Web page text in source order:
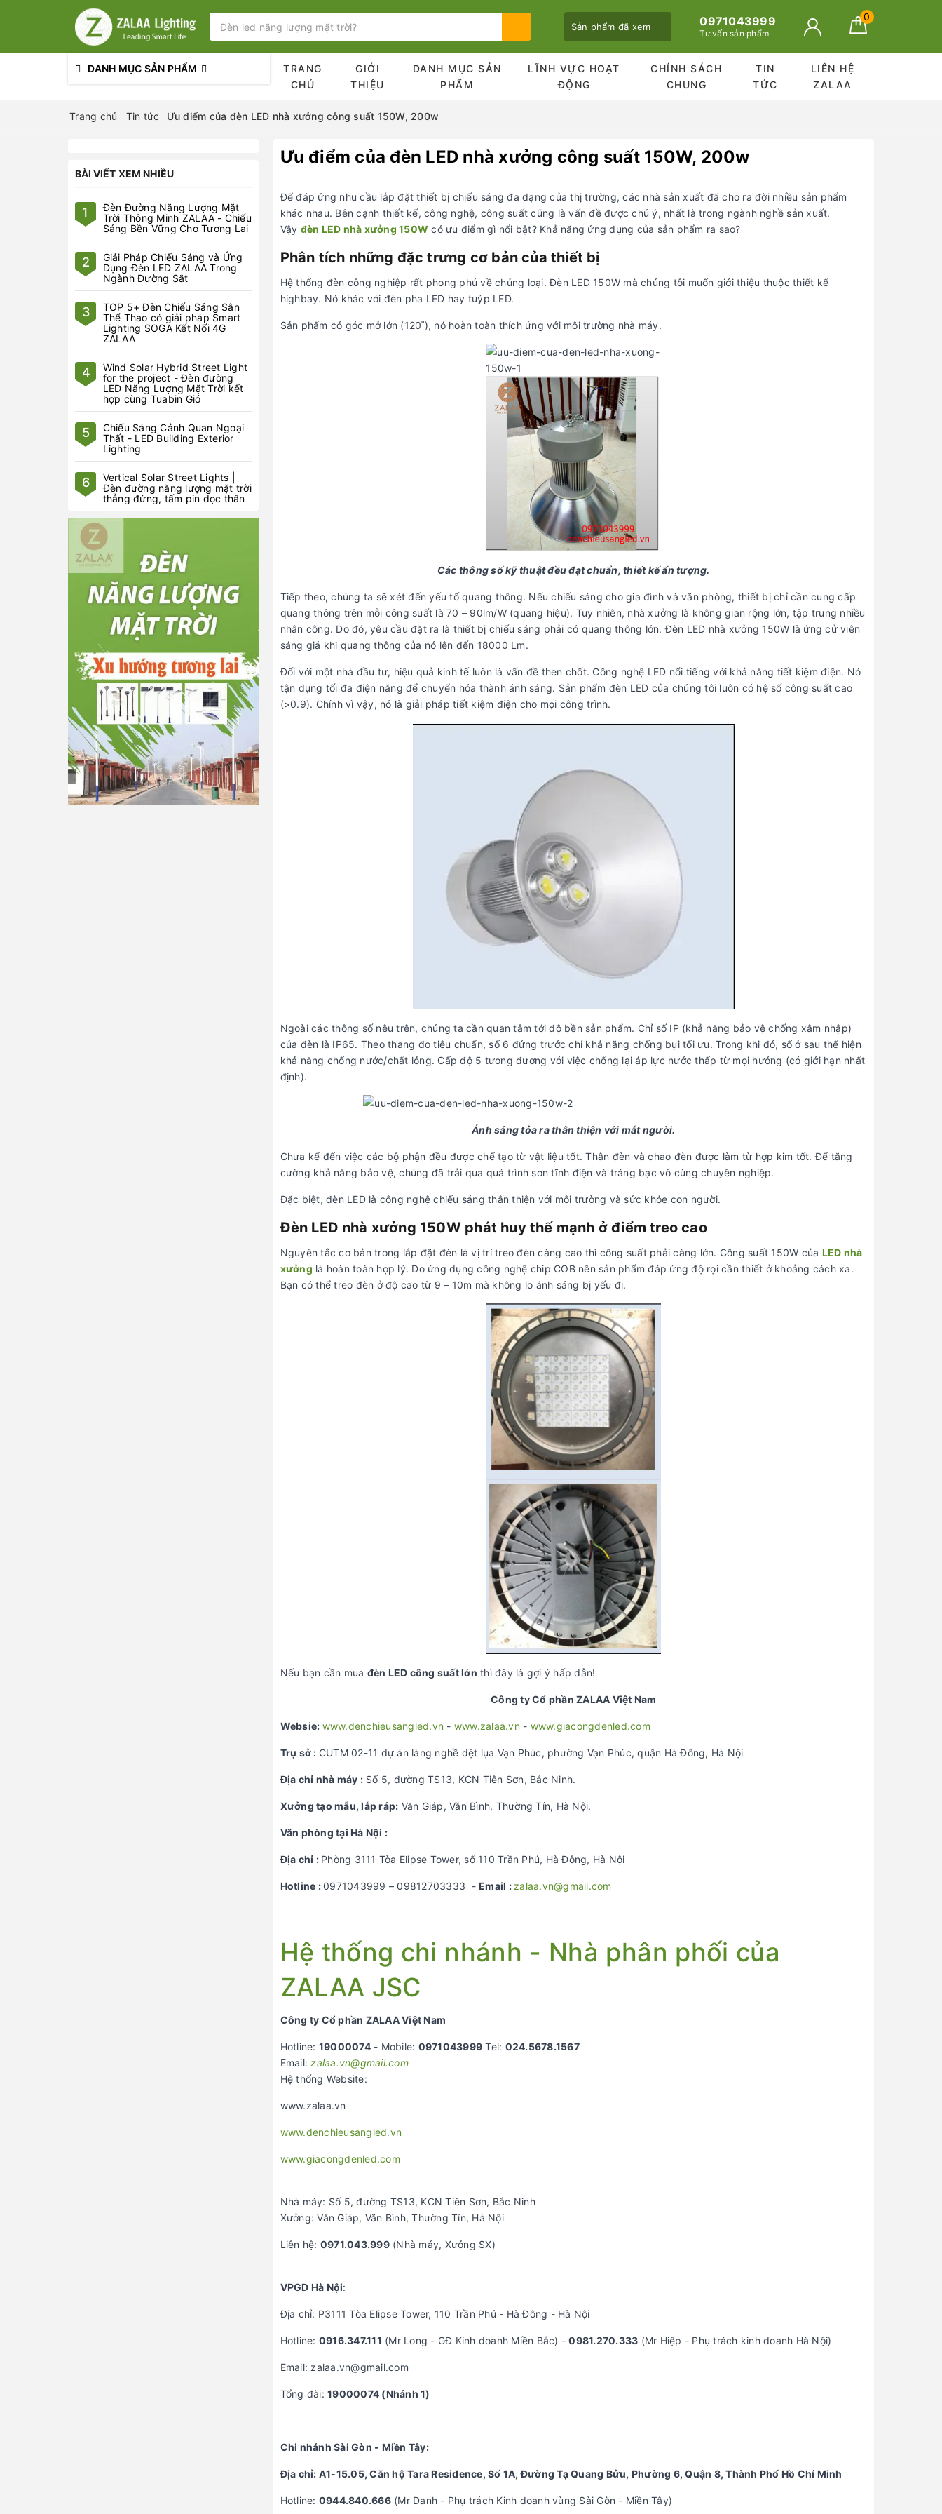
Sản phẩm đã xem
Bạn chưa xem sản phẩm nào
0971043999
Tư vấn sản phẩm
0
DANH MỤC SẢN PHẨM
TRANG
CHỦ
GIỚI
THIỆU
DANH MỤC SẢN
PHẨM
LĨNH VỰC HOẠT
ĐỘNG
CHÍNH SÁCH
CHUNG
TIN
TỨC
LIÊN HỆ
ZALAA
Trang chủ Tin tức Ưu điểm của đèn LED nhà xưởng công suất 150W, 200w
Ưu điểm của đèn LED nhà xưởng công suất 150W, 200w
Để đáp ứng nhu cầu lắp đặt thiết bị chiếu sáng đa dạng của thị trường, các nhà sản xuất đã cho ra đời nhiều sản phẩm
khác nhau. Bên cạnh thiết kế, công nghệ, công suất cũng là vấn đề được chú ý, nhất là trong ngành nghề sản xuất.
Vậy đèn LED nhà xưởng 150W có ưu điểm gì nổi bật? Khả năng ứng dụng của sản phẩm ra sao?
Phân tích những đặc trưng cơ bản của thiết bị
Hệ thống đèn công nghiệp rất phong phú về chủng loại. Đèn LED 150W mà chúng tôi muốn giới thiệu thuộc thiết kế
highbay. Nó khác với đèn pha LED hay tuýp LED.
Sản phẩm có góc mở lớn (120˚), nó hoàn toàn thích ứng với môi trường nhà máy.
Các thông số kỹ thuật đều đạt chuẩn, thiết kế ấn tượng.
Tiếp theo, chúng ta sẽ xét đến yếu tố quang thông. Nếu chiếu sáng cho gia đình và văn phòng, thiết bị chỉ cần cung cấp
quang thông trên mỗi công suất là 70 – 90lm/W (quang hiệu). Tuy nhiên, nhà xưởng là không gian rộng lớn, tập trung nhiều
nhân công. Do đó, yêu cầu đặt ra là thiết bị chiếu sáng phải có quang thông lớn. Đèn LED nhà xưởng 150W là ứng cử viên
sáng giá khi quang thông của nó lên đến 18000 Lm.
Đối với một nhà đầu tư, hiệu quả kinh tế luôn là vấn đề then chốt. Công nghệ LED nổi tiếng với khả năng tiết kiệm điện. Nó
tận dụng tối đa điện năng để chuyển hóa thành ánh sáng. Sản phẩm đèn LED của chúng tôi luôn có hệ số công suất cao
(>0.9). Chính vì vậy, nó là giải pháp tiết kiệm điện cho mọi công trình.
Ngoài các thông số nêu trên, chúng ta cần quan tâm tới độ bền sản phẩm. Chỉ số IP (khả năng bảo vệ chống xâm nhập)
của đèn là IP65. Theo thang đo tiêu chuẩn, số 6 đứng trước chỉ khả năng chống bụi tối ưu. Trong khi đó, số ở sau thể hiện
khả năng chống nước/chất lỏng. Cấp độ 5 tương đương với việc chống lại áp lực nước thấp từ mọi hướng (có giới hạn nhất
định).
Ánh sáng tỏa ra thân thiện với mắt người.
Chưa kể đến việc các bộ phận đều được chế tạo từ vật liệu tốt. Thân đèn và chao đèn được làm từ hợp kim tốt. Để tăng
cường khả năng bảo vệ, chúng đã trải qua quá trình sơn tĩnh điện và tráng bạc vô cùng chuyên nghiệp.
Đặc biệt, đèn LED là công nghệ chiếu sáng thân thiện với môi trường và sức khỏe con người.
Đèn LED nhà xưởng 150W phát huy thế mạnh ở điểm treo cao
Nguyên tắc cơ bản trong lắp đặt đèn là vị trí treo đèn càng cao thì công suất phải càng lớn. Công suất 150W của LED nhà
xưởng là hoàn toàn hợp lý. Do ứng dụng công nghệ chip COB nên sản phẩm đáp ứng độ rọi cần thiết ở khoảng cách xa.
Bạn có thể treo đèn ở độ cao từ 9 – 10m mà không lo ánh sáng bị yếu đi.
Nếu bạn cần mua đèn LED công suất lớn thì đây là gợi ý hấp dẫn!
Công ty Cổ phần ZALAA Việt Nam
Websie: www.denchieusangled.vn - www.zalaa.vn - www.giacongdenled.com
Trụ sở : CUTM 02-11 dự án làng nghề dệt lụa Vạn Phúc, phường Vạn Phúc, quận Hà Đông, Hà Nội
Địa chỉ nhà máy :Số 5, đường TS13, KCN Tiên Sơn, Bắc Ninh.
Xưởng tạo mẫu, lắp ráp: Văn Giáp, Văn Bình, Thường Tín, Hà Nội.
Văn phòng tại Hà Nội :
Địa chỉ : Phòng 3111 Tòa Elipse Tower, số 110 Trần Phú, Hà Đông, Hà Nội
Hotline :0971043999 – 09812703333 - Email : zalaa.vn@gmail.com
Hệ thống chi nhánh - Nhà phân phối của
ZALAA JSC
Công ty Cổ phần ZALAA Việt Nam
Hotline: 19000074- Mobile: 0971043999 Tel: 024.5678.1567
Email:zalaa.vn@gmail.com
Hệ thống Website:
www.zalaa.vn
www.denchieusangled.vn
www.giacongdenled.com
Nhà máy: Số 5, đường TS13, KCN Tiên Sơn, Bắc Ninh
Xưởng: Văn Giáp, Văn Bình, Thường Tín, Hà Nội
Liên hệ: 0971.043.999(Nhà máy, Xưởng SX)
VPGD Hà Nội:
Địa chỉ: P3111 Tòa Elipse Tower, 110 Trần Phú - Hà Đông - Hà Nội
Hotline: 0916.347.111 (Mr Long - GĐ Kinh doanh Miền Bắc) -0981.270.333 (Mr Hiệp - Phụ trách kinh doanh Hà Nội)
Email: zalaa.vn@gmail.com
Tổng đài: 19000074 (Nhánh 1)
Chi nhánh Sài Gòn - Miền Tây:
Địa chỉ: A1-15.05, Căn hộ Tara Residence, Số 1A, Đường Tạ Quang Bửu, Phường 6, Quận 8, Thành Phố Hồ Chí Minh
Hotline: 0944.840.666(Mr Danh - Phụ trách Kinh doanh vùng Sài Gòn - Miền Tây)
BÀI VIẾT XEM NHIỀU
1
Đèn Đường Năng Lượng Mặt
Trời Thông Minh ZALAA - Chiếu
Sáng Bền Vững Cho Tương Lai
2
Giải Pháp Chiếu Sáng và Ứng
Dụng Đèn LED ZALAA Trong
Ngành Đường Sắt
3
TOP 5+ Đèn Chiếu Sáng Sân
Thể Thao có giải pháp Smart
Lighting SOGA Kết Nối 4G
ZALAA
4
Wind Solar Hybrid Street Light
for the project - Đèn đường
LED Năng Lượng Mặt Trời kết
hợp cùng Tuabin Gió
5
Chiếu Sáng Cảnh Quan Ngoại
Thất - LED Building Exterior
Lighting
6
Vertical Solar Street Lights |
Đèn đường năng lượng mặt trời
thẳng đứng, tấm pin dọc thân